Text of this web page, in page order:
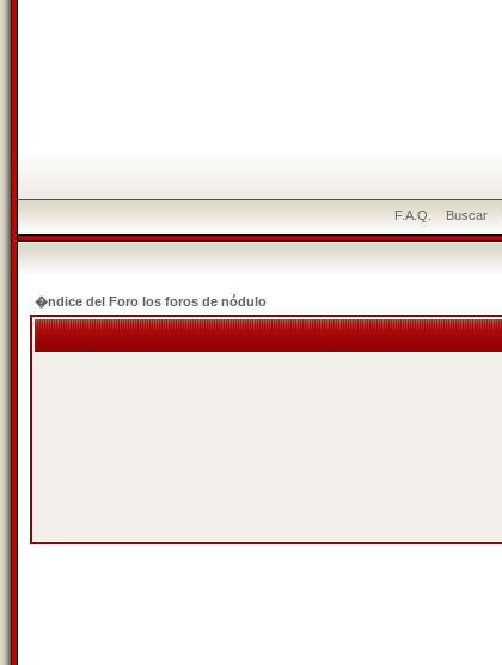
F.A.Q. Buscar
�ndice del Foro los foros de nódulo